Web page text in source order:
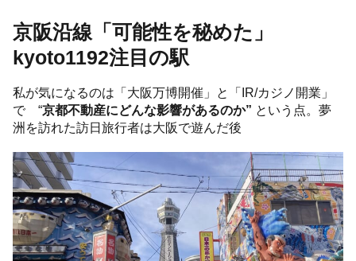
京阪沿線「可能性を秘めた」
kyoto1192注目の駅
私が気になるのは「大阪万博開催」と「IR/カジノ開業」
で “京都不動産にどんな影響があるのか” という点。夢
洲を訪れた訪日旅行者は大阪で遊んだ後